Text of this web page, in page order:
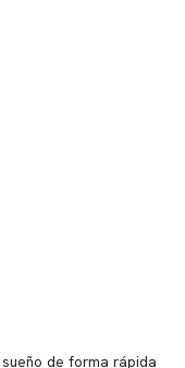
de forma rápida